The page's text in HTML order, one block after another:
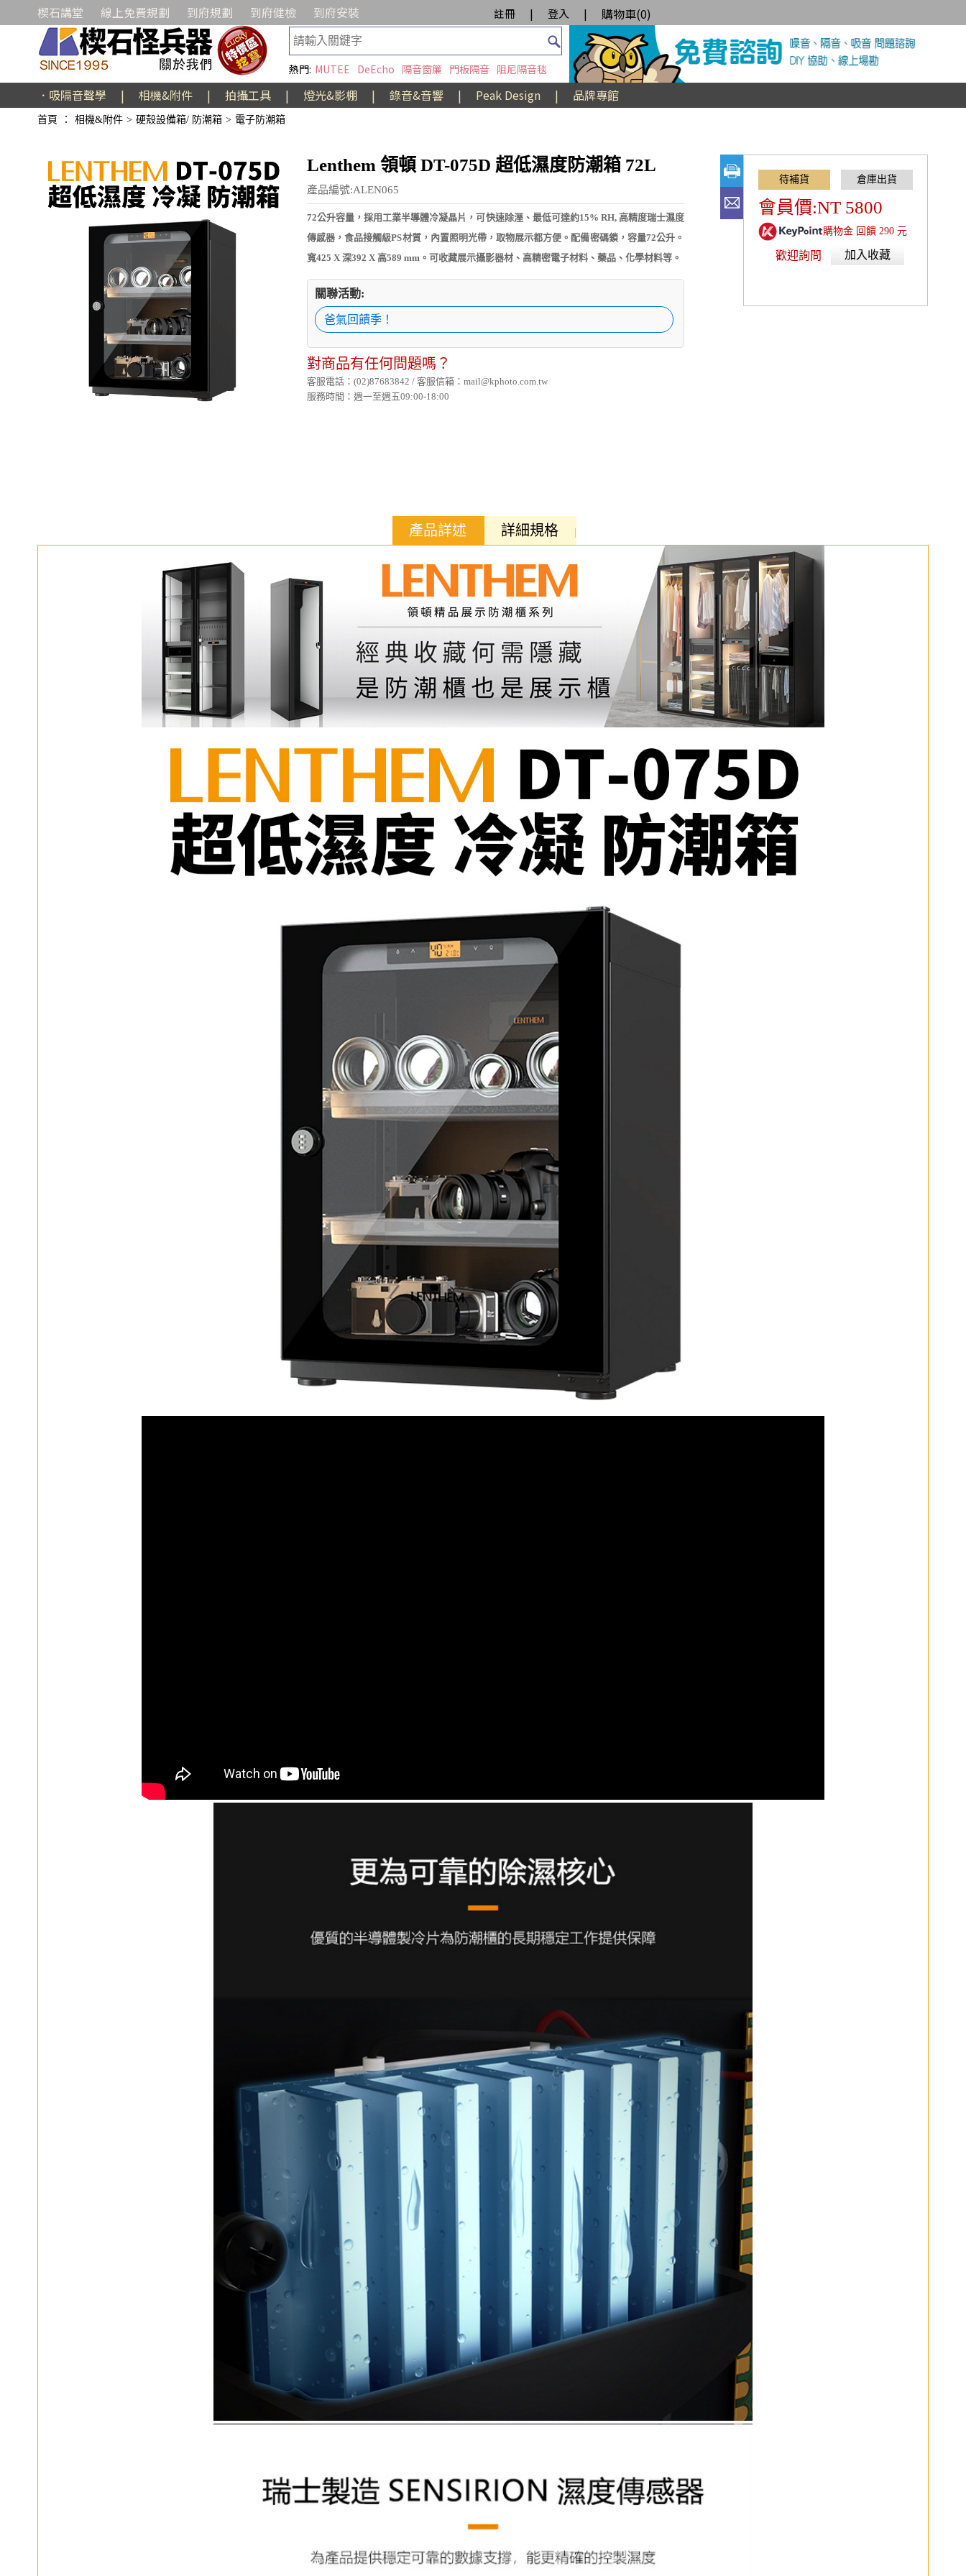
楔石講堂 線上免費規劃 到府規劃 到府健檢 到府安裝 註冊 | 登入 | 購物車(0)
熱門: MUTEE DeEcho 隔音窗簾 門板隔音 阻尼隔音毯
．吸隔音聲學 | 相機&附件 | 拍攝工具 | 燈光&影棚 | 錄音&音響 | Peak Design | 品牌專館
首頁 ： 相機&附件 > 硬殼設備箱/ 防潮箱 > 電子防潮箱
Lenthem 領頓 DT-075D 超低濕度防潮箱 72L
產品編號:ALEN065
72公升容量，採用工業半導體冷凝晶片，可快速除溼、最低可達約15% RH, 高精度瑞士濕度
傳感器，食品接觸級PS材質，內置照明光帶，取物展示都方便。配備密碼鎖，容量72公升。
寬425 X 深392 X 高589 mm。可收藏展示攝影器材、高精密電子材料、藥品、化學材料等。
關聯活動:
爸氣回饋季！
對商品有任何問題嗎？
客服電話：(02)87683842 / 客服信箱：mail@kphoto.com.tw
服務時間：週一至週五09:00-18:00
會員價:NT 5800
購物金 回饋 290 元
歡迎詢問 加入收藏
產品詳述 詳細規格